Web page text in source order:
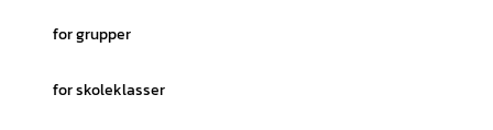
for grupper
for skoleklasser